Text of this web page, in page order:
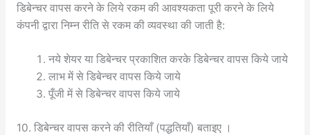
डिबेन्चर वापस करने के लिये रकम की आवश्यकता पूरी करने के लिये
कंपनी द्वारा निम्न रीति से रकम की व्यवस्था की जाती है:
नये शेयर या डिबेन्चर प्रकाशित करके डिबेन्चर वापस किये जाये
लाभ में से डिबेन्चर वापस किये जाये
पूँजी में से डिबेन्चर वापस किये जाये
10. डिबेन्चर वापस करने की रीतियाँ (पद्धतियाँ) बताइए ।